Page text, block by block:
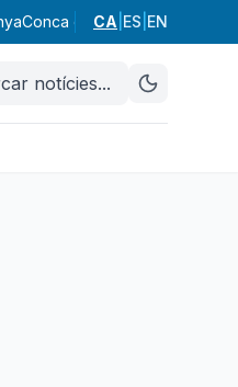
Conca de BarberàGarraf
CA ES EN
notícies...